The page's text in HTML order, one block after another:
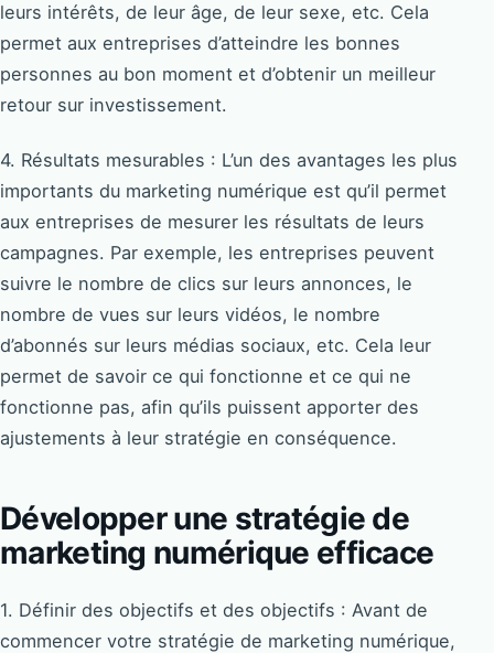
leurs intérêts, de leur âge, de leur sexe, etc. Cela
permet aux entreprises d’atteindre les bonnes
personnes au bon moment et d’obtenir un meilleur
retour sur investissement.
4. Résultats mesurables : L’un des avantages les plus
importants du marketing numérique est qu’il permet
aux entreprises de mesurer les résultats de leurs
campagnes. Par exemple, les entreprises peuvent
suivre le nombre de clics sur leurs annonces, le
nombre de vues sur leurs vidéos, le nombre
d’abonnés sur leurs médias sociaux, etc. Cela leur
permet de savoir ce qui fonctionne et ce qui ne
fonctionne pas, afin qu’ils puissent apporter des
ajustements à leur stratégie en conséquence.
Développer une stratégie de
marketing numérique efficace
1. Définir des objectifs et des objectifs : Avant de
commencer votre stratégie de marketing numérique,